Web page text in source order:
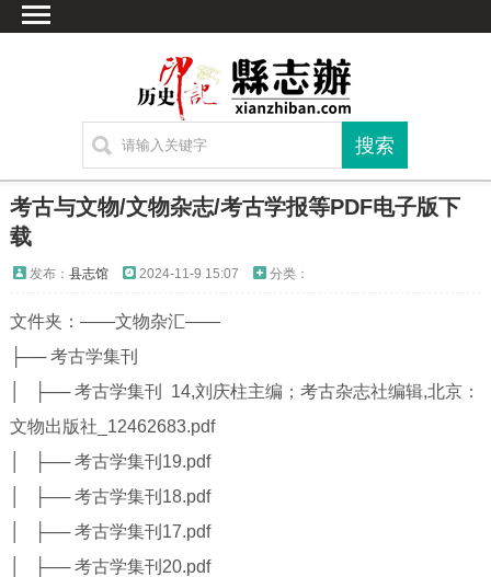
方志
考古
考古与文物/文物杂志/考古学报等PDF电子版下
载
发布： 县志馆 2024-11-9 15:07 分类：
文件夹：——文物杂汇——
├── 考古学集刊
│ ├── 考古学集刊 14,刘庆柱主编；考古杂志社编辑,北京：
文物出版社_12462683.pdf
│ ├── 考古学集刊19.pdf
│ ├── 考古学集刊18.pdf
│ ├── 考古学集刊17.pdf
│ ├── 考古学集刊20.pdf